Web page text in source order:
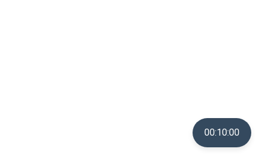
00:10:00